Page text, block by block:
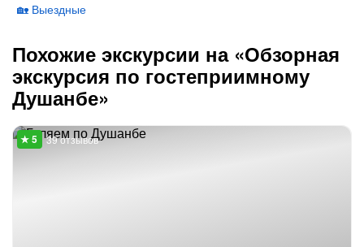
🏡 Выездные
Похожие экскурсии на «Обзорная
экскурсия по гостеприимному
Душанбе»
39 отзывов